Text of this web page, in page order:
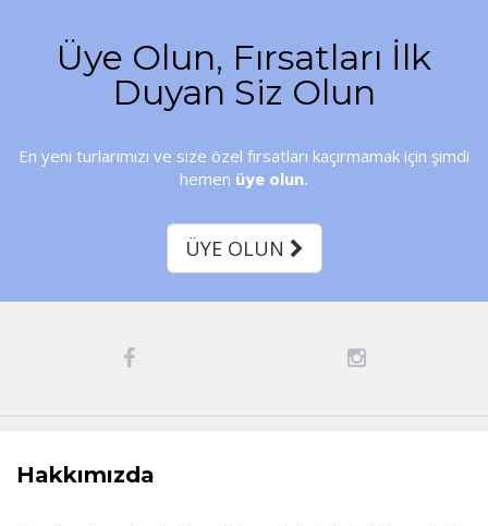
Üye Olun, Fırsatları İlk
Duyan Siz Olun
En yeni turlarımızı ve size özel fırsatları kaçırmamak için şimdi
hemen üye olun.
ÜYE OLUN
Hakkımızda